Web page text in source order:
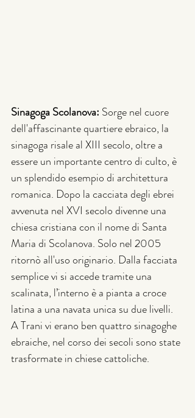
Sinagoga Scolanova: Sorge nel cuore
dell'affascinante quartiere ebraico, la
sinagoga risale al XIII secolo, oltre a
essere un importante centro di culto, è
un splendido esempio di architettura
romanica. Dopo la cacciata degli ebrei
avvenuta nel XVI secolo divenne una
chiesa cristiana con il nome di Santa
Maria di Scolanova. Solo nel 2005
ritornò all'uso originario. Dalla facciata
semplice vi si accede tramite una
scalinata, l’interno è a pianta a croce
latina a una navata unica su due livelli.
A Trani vi erano ben quattro sinagoghe
ebraiche, nel corso dei secoli sono state
trasformate in chiese cattoliche.